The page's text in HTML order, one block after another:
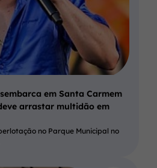
em Santa Carmem
arrastar multidão em
no Parque Municipal no